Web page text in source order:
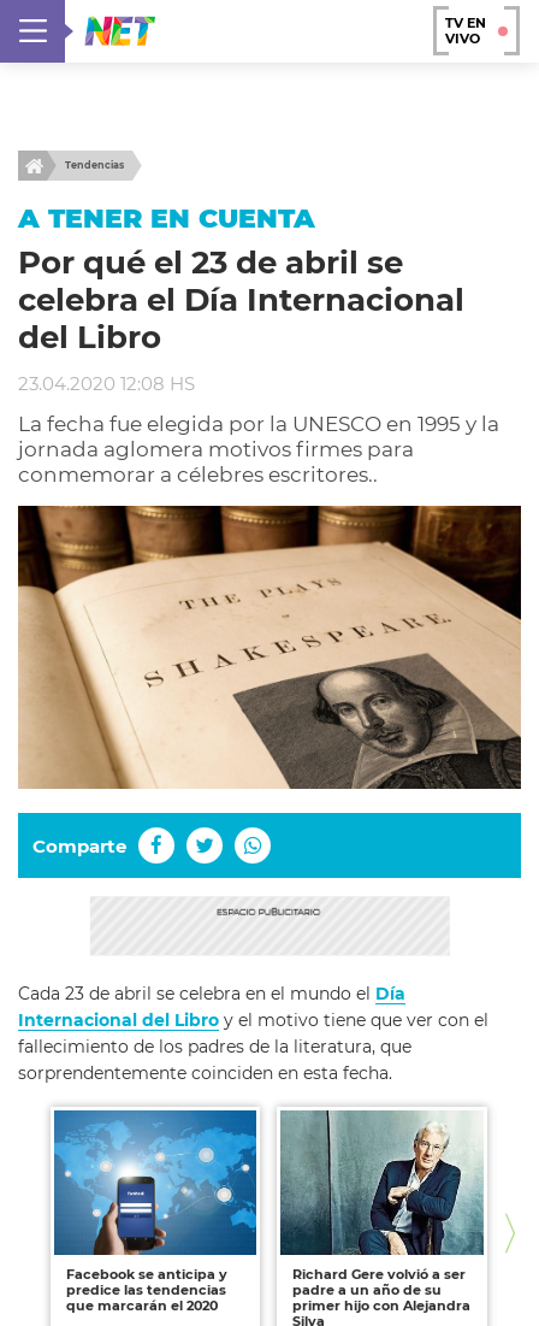
TV EN
VIVO
Tendencias
A TENER EN CUENTA
Por qué el 23 de abril se
celebra el Día Internacional
del Libro
23.04.2020 12:08 HS
La fecha fue elegida por la UNESCO en 1995 y la
jornada aglomera motivos firmes para
conmemorar a célebres escritores..
Comparte
Cada 23 de abril se celebra en el mundo el Día
Internacional del Libro y el motivo tiene que ver con el
fallecimiento de los padres de la literatura, que
sorprendentemente coinciden en esta fecha.
Facebook se anticipa y
predice las tendencias
que marcarán el 2020
Richard Gere volvió a ser
padre a un año de su
primer hijo con Alejandra
Silva